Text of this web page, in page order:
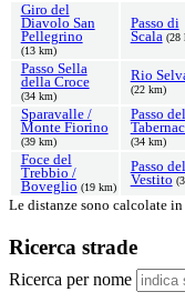
Giro del
Diavolo San
Pellegrino
(13 km)
Passo di
Scala (28
Passo Sella
della Croce
(34 km)
Rio
(22 km)
Sparavalle /
Monte Fiorino
(39 km)
Passo del
(34 km)
Foce del
Trebbio /
Boveglio (19 km)
Passo del
Vestito
Le distanze sono calcolate in
Ricerca strade
Ricerca per nome